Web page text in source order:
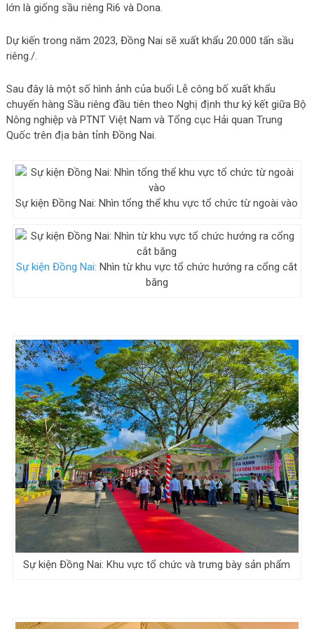
lớn là giống sầu riêng Ri6 và Dona.
Dự kiến trong năm 2023, Đồng Nai sẽ xuất khẩu 20.000 tấn sầu
riêng./.
Sau đây là một số hình ảnh của buổi Lễ công bố xuất khẩu
chuyến hàng Sầu riêng đầu tiên theo Nghị định thư ký kết giữa Bộ
Nông nghiệp và PTNT Việt Nam và Tổng cục Hải quan Trung
Quốc trên địa bàn tỉnh Đồng Nai.
Sự kiện Đồng Nai: Nhìn tổng thể khu vực tổ chức từ ngoài vào
Sự kiện Đồng Nai: Nhìn từ khu vực tổ chức hướng ra cổng cắt
băng
Sự kiện Đồng Nai: Khu vực tổ chức và trưng bày sản phẩm